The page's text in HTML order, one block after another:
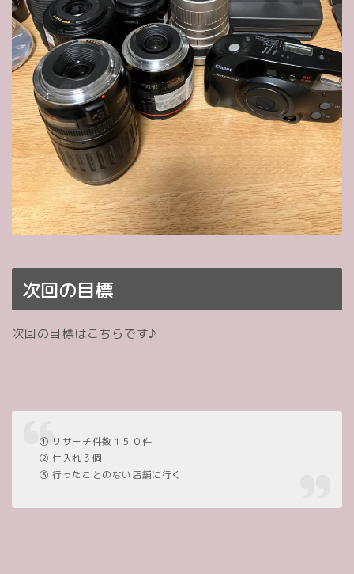
次回の目標
次回の目標はこちらです♪
① リサーチ件数１５０件
② 仕入れ３個
③ 行ったことのない店舗に行く